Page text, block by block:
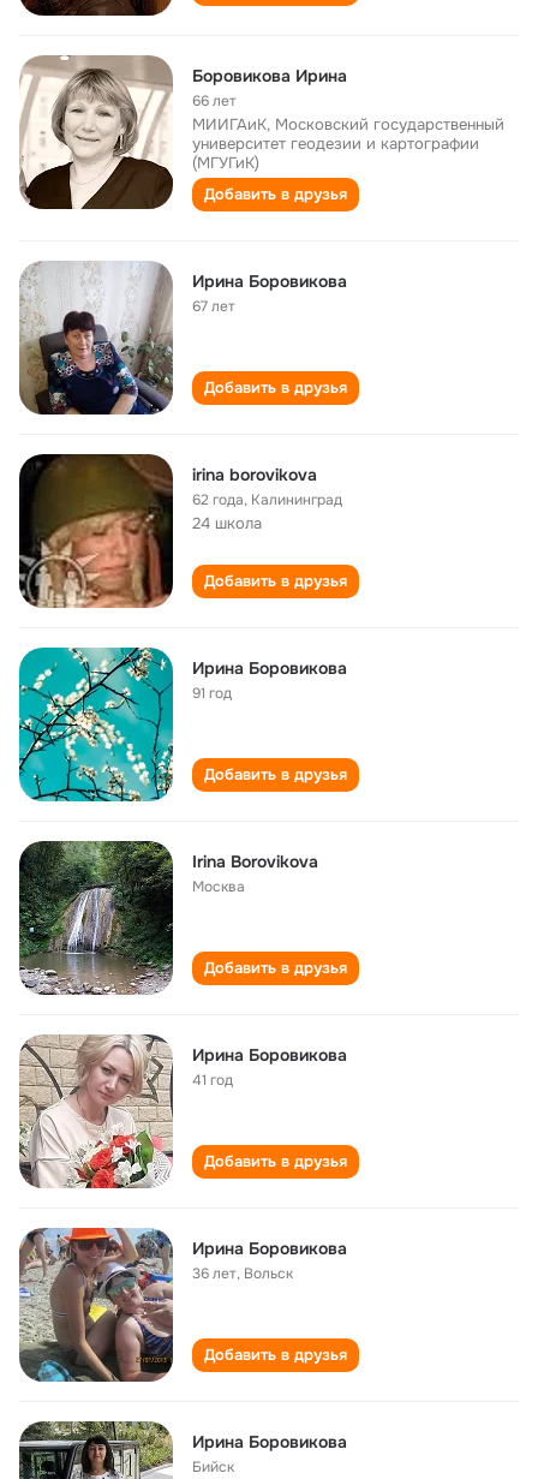
Боровикова Ирина
66 лет
МИИГАиК, Московский государственный
университет геодезии и картографии
(МГУГиК)
Добавить в друзья
Ирина Боровикова
67 лет
Добавить в друзья
irina borovikova
62 года, Калининград
24 школа
Добавить в друзья
Ирина Боровикова
91 год
Добавить в друзья
Irina Borovikova
Москва
Добавить в друзья
Ирина Боровикова
41 год
Добавить в друзья
Ирина Боровикова
36 лет, Вольск
Добавить в друзья
Ирина Боровикова
Бийск